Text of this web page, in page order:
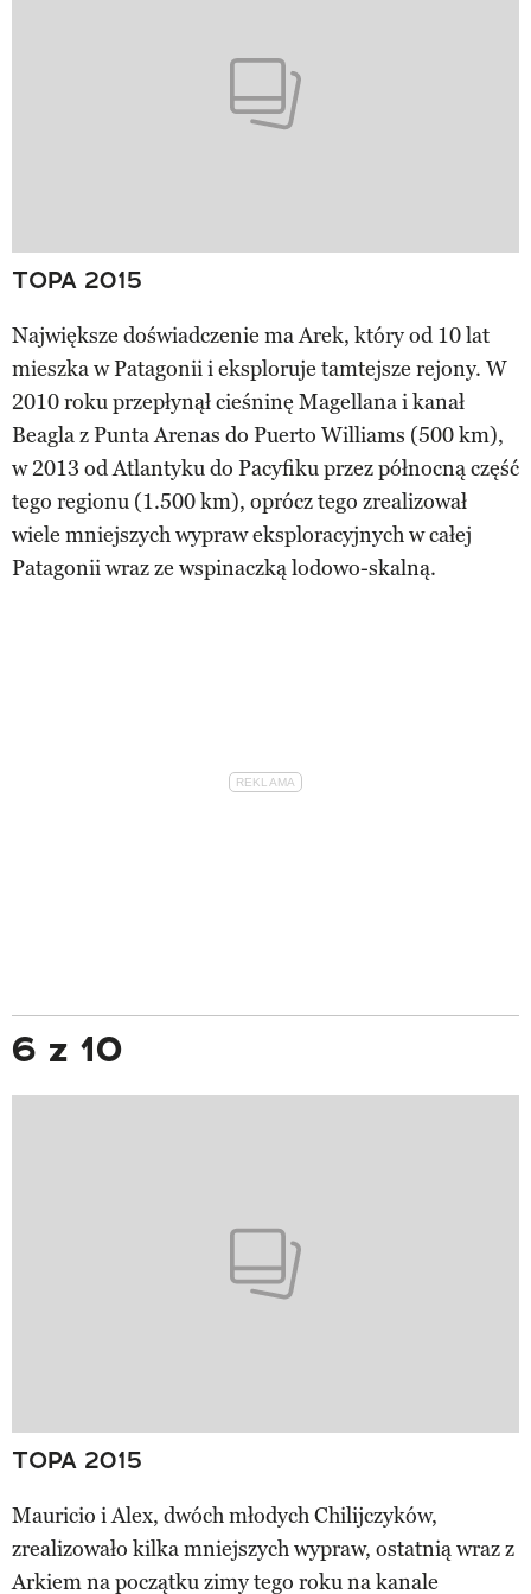
TOPA 2015
Największe doświadczenie ma Arek, który od 10 lat
mieszka w Patagonii i eksploruje tamtejsze rejony. W
2010 roku przepłynął cieśninę Magellana i kanał
Beagla z Punta Arenas do Puerto Williams (500 km),
w 2013 od Atlantyku do Pacyfiku przez północną część
tego regionu (1.500 km), oprócz tego zrealizował
wiele mniejszych wypraw eksploracyjnych w całej
Patagonii wraz ze wspinaczką lodowo-skalną.
6 z 10
TOPA 2015
Mauricio i Alex, dwóch młodych Chilijczyków,
zrealizowało kilka mniejszych wypraw, ostatnią wraz z
Arkiem na początku zimy tego roku na kanale